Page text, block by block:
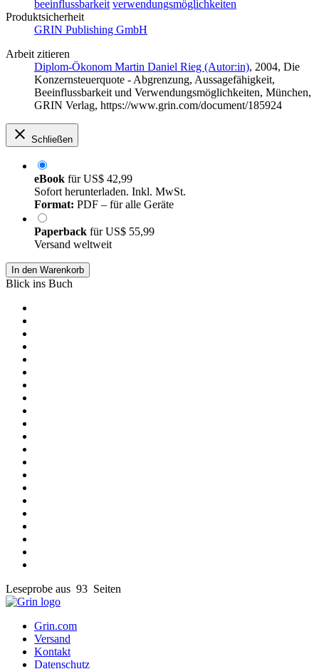
beeinflussbarkeit verwendungsmöglichkeiten
Produktsicherheit
GRIN Publishing GmbH
Arbeit zitieren
Diplom-Ökonom Martin Daniel Rieg (Autor:in), 2004, Die
Konzernsteuerquote - Abgrenzung, Aussagefähigkeit,
Beeinflussbarkeit und Verwendungsmöglichkeiten, München,
GRIN Verlag, https://www.grin.com/document/185924
Schließen
eBook fürUS$ 42,99
Sofort herunterladen. Inkl. MwSt.
Format: PDF – für alle Geräte
Paperback fürUS$ 55,99
Versand weltweit
In den Warenkorb
Blick ins Buch
Leseprobe aus 93 Seiten
Grin.com
Versand
Kontakt
Datenschutz